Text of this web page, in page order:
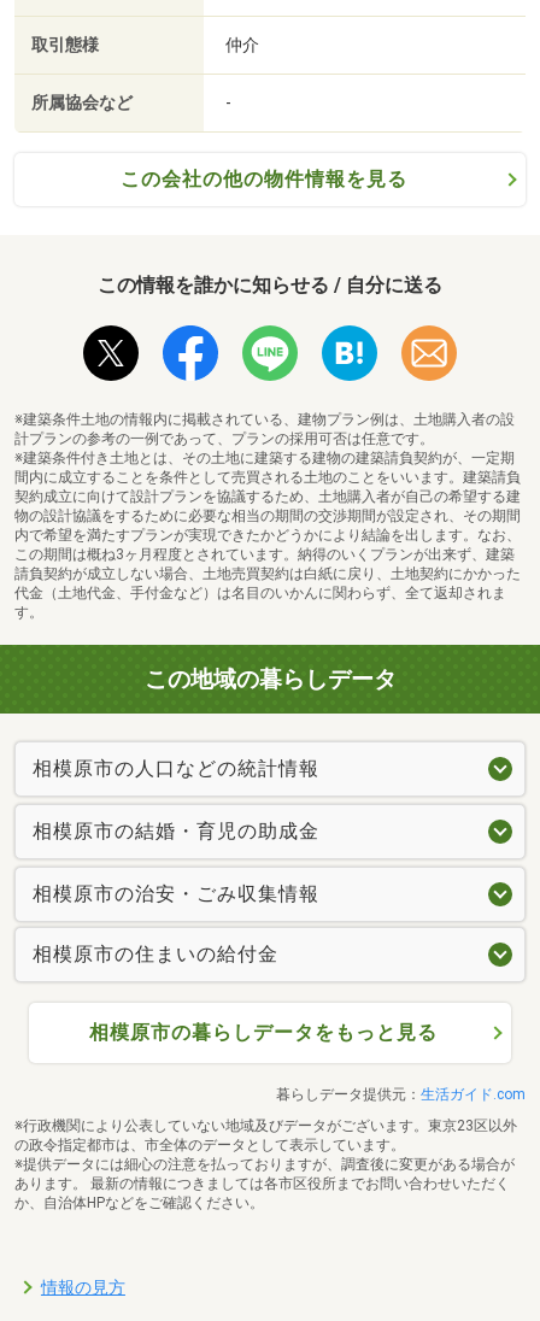
取引態様 仲介
所属協会など -
この会社の他の物件情報を見る
この情報を誰かに知らせる / 自分に送る
※建築条件土地の情報内に掲載されている、建物プラン例は、土地購入者の設
計プランの参考の一例であって、プランの採用可否は任意です。
※建築条件付き土地とは、その土地に建築する建物の建築請負契約が、一定期
間内に成立することを条件として売買される土地のことをいいます。建築請負
契約成立に向けて設計プランを協議するため、土地購入者が自己の希望する建
物の設計協議をするために必要な相当の期間の交渉期間が設定され、その期間
内で希望を満たすプランが実現できたかどうかにより結論を出します。なお、
この期間は概ね3ヶ月程度とされています。納得のいくプランが出来ず、建築
請負契約が成立しない場合、土地売買契約は白紙に戻り、土地契約にかかった
代金（土地代金、手付金など）は名目のいかんに関わらず、全て返却されま
す。
この地域の暮らしデータ
相模原市の人口などの統計情報
相模原市の結婚・育児の助成金
相模原市の治安・ごみ収集情報
相模原市の住まいの給付金
相模原市の暮らしデータをもっと見る
暮らしデータ提供元： 生活ガイド.com
※行政機関により公表していない地域及びデータがございます。東京23区以外
の政令指定都市は、市全体のデータとして表示しています。
※提供データには細心の注意を払っておりますが、調査後に変更がある場合が
あります。 最新の情報につきましては各市区役所までお問い合わせいただく
か、自治体HPなどをご確認ください。
情報の見方